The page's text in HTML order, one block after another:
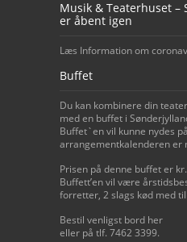
Musik & Teaterhuset
er åbent igen
Læs Information om
Buffet
Du kan kombinere din
med en buffet i
Buffet`en vil kunne nydes
arrangementkalenderen er
Prisen på denne buffet er
Buffett’en vil være
forretter, 2 slags kød med
Bestil venligst bord her
eller på tlf. 7462 3399.